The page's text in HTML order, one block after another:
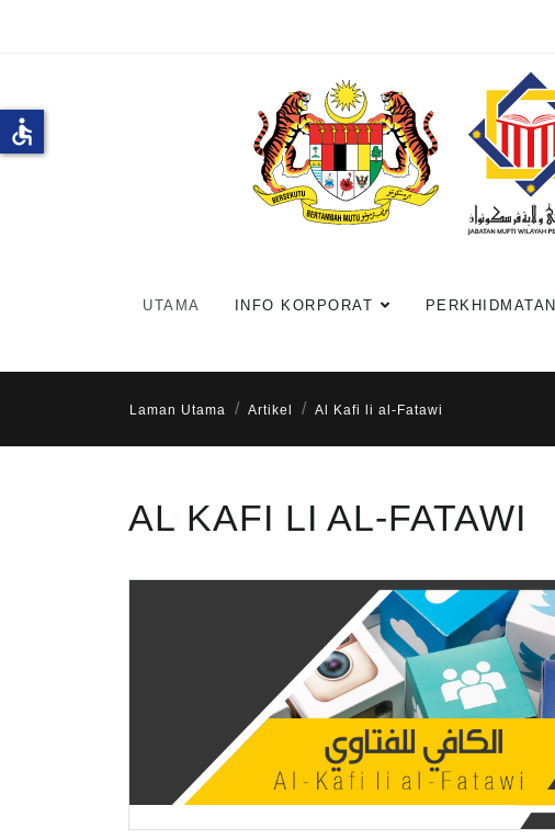
UTAMA INFO KORPORAT PERKHIDMATAN
Laman Utama Artikel Al Kafi li al-Fatawi
AL KAFI LI AL-FATAWI
accessible